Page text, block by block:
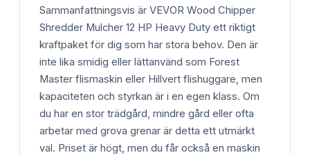
Sammanfattningsvis är VEVOR Wood Chipper
Shredder Mulcher 12 HP Heavy Duty ett riktigt
kraftpaket för dig som har stora behov. Den är
inte lika smidig eller lättanvänd som Forest
Master flismaskin eller Hillvert flishuggare, men
kapaciteten och styrkan är i en egen klass. Om
du har en stor trädgård, mindre gård eller ofta
arbetar med grova grenar är detta ett utmärkt
val. Priset är högt, men du får också en maskin